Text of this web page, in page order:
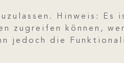
Hinweis: Es
zugreifen können,
jedoch die